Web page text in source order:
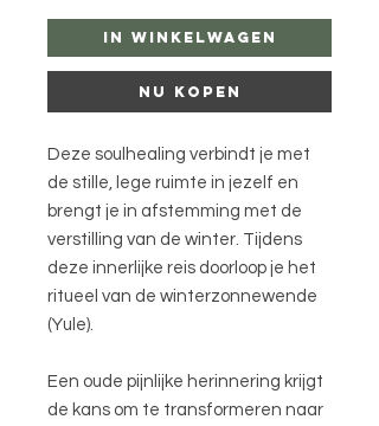
In winkelwagen
Nu kopen
Deze soulhealing verbindt je met
de stille, lege ruimte in jezelf en
brengt je in afstemming met de
verstilling van de winter. Tijdens
deze innerlijke reis doorloop je het
ritueel van de winterzonnewende
(Yule).
Een oude pijnlijke herinnering krijgt
de kans om te transformeren naar